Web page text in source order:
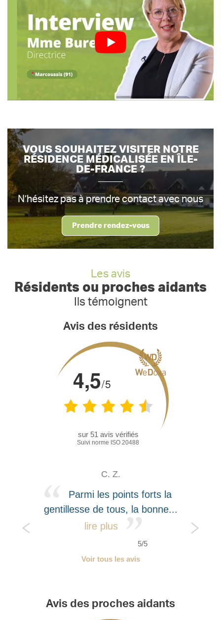
VOUS SOUHAITEZ VISITER NOTRE
RÉSIDENCE MÉDICALISÉE EN ÎLE-
DE-FRANCE ?
N’hésitez pas à prendre contact avec nous
Prendre rendez-vous
Les avis
Résidents ou proches aidants
Ils témoignent
Avis des résidents
4,5/5
sur 51 avis vérifiés
Suivi norme ISO 20488
C. Z.
Parmi les points forts la
gentillesse de tous, la bonne...
lire plus
5/5
Voir tous les avis
Avis des proches aidants